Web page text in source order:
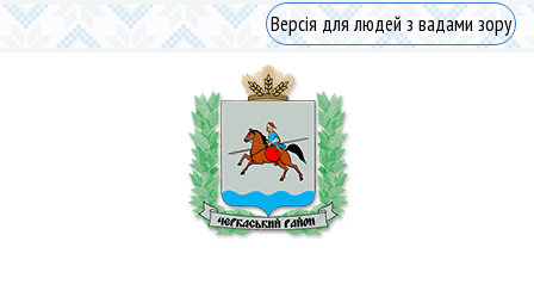
Версія для людей з вадами зору